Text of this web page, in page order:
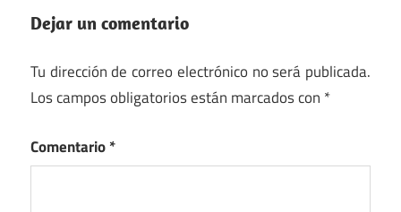
Dejar un comentario
Tu dirección de correo electrónico no será publicada.
Los campos obligatorios están marcados con *
Comentario*